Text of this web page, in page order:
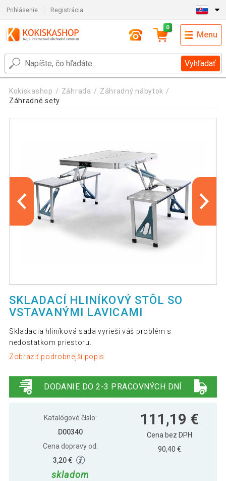
Prihlásenie Registrácia
Vyhľadať
0
Menu
Kokiskashop Záhrada
Záhradný nábytok
Záhradné sety
SKLADACÍ HLINÍKOVÝ STÔL SO
VSTAVANÝMI LAVICAMI
Skladacia hliníková sada vyrieši váš problém s
nedostatkom priestoru.
Zobraziť podrobnejší popis
DODANIE DO 2-3 PRACOVNÝCH DNÍ
Katalógové číslo:
D00340
Cena dopravy od:
3,20 €
skladom
111,19 €
Cena bez DPH
90,40 €